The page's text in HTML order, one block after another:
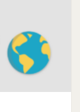
source.
any
resources
debian 11的
以下命令，